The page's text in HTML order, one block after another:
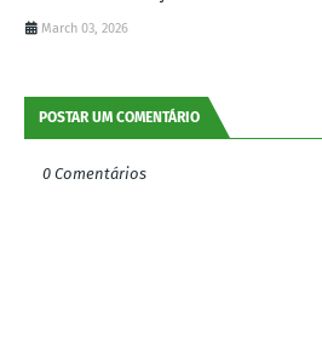
March 03, 2026
POSTAR UM COMENTÁRIO
0 Comentários